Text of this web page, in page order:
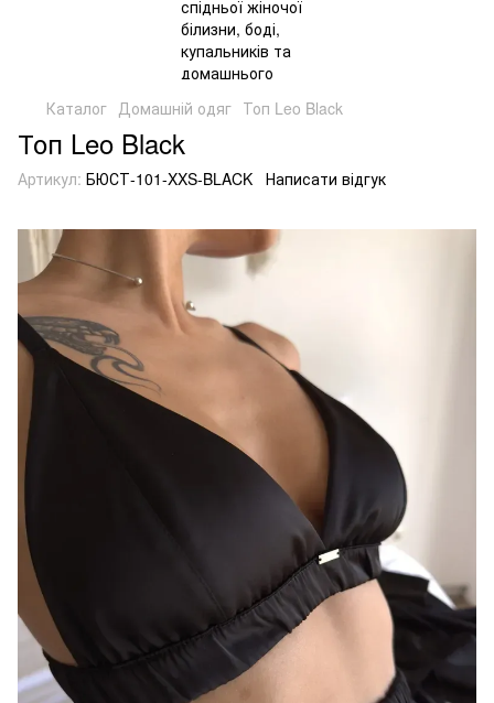
Каталог Домашній одяг Топ Leo Black
Топ Leo Black
Артикул: БЮСТ-101-XXS-BLACK Написати відгук